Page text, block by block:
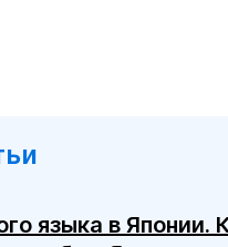
языка в Японии.